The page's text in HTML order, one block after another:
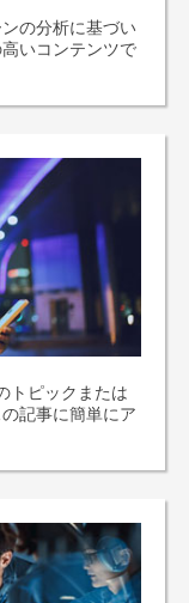
の分析に基づい
いコンテンツで
トピックまたは
記事に簡単にア